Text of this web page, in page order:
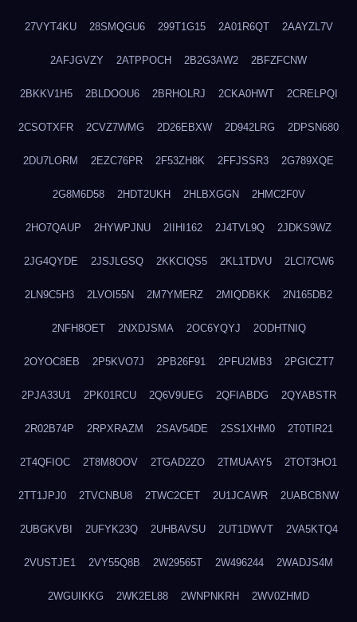
27VYT4KU 28SMQGU6 299T1G15 2A01R6QT 2AAYZL7V
2AFJGVZY 2ATPPOCH 2B2G3AW2 2BFZFCNW
2BKKV1H5 2BLDOOU6 2BRHOLRJ 2CKA0HWT 2CRELPQI
2CSOTXFR 2CVZ7WMG 2D26EBXW 2D942LRG 2DPSN680
2DU7LORM 2EZC76PR 2F53ZH8K 2FFJSSR3 2G789XQE
2G8M6D58 2HDT2UKH 2HLBXGGN 2HMC2F0V
2HO7QAUP 2HYWPJNU 2IIHI162 2J4TVL9Q 2JDKS9WZ
2JG4QYDE 2JSJLGSQ 2KKCIQS5 2KL1TDVU 2LCI7CW6
2LN9C5H3 2LVOI55N 2M7YMERZ 2MIQDBKK 2N165DB2
2NFH8OET 2NXDJSMA 2OC6YQYJ 2ODHTNIQ
2OYOC8EB 2P5KVO7J 2PB26F91 2PFU2MB3 2PGICZT7
2PJA33U1 2PK01RCU 2Q6V9UEG 2QFIABDG 2QYABSTR
2R02B74P 2RPXRAZM 2SAV54DE 2SS1XHM0 2T0TIR21
2T4QFIOC 2T8M8OOV 2TGAD2ZO 2TMUAAY5 2TOT3HO1
2TT1JPJ0 2TVCNBU8 2TWC2CET 2U1JCAWR 2UABCBNW
2UBGKVBI 2UFYK23Q 2UHBAVSU 2UT1DWVT 2VA5KTQ4
2VUSTJE1 2VY55Q8B 2W29565T 2W496244 2WADJS4M
2WGUIKKG 2WK2EL88 2WNPNKRH 2WV0ZHMD